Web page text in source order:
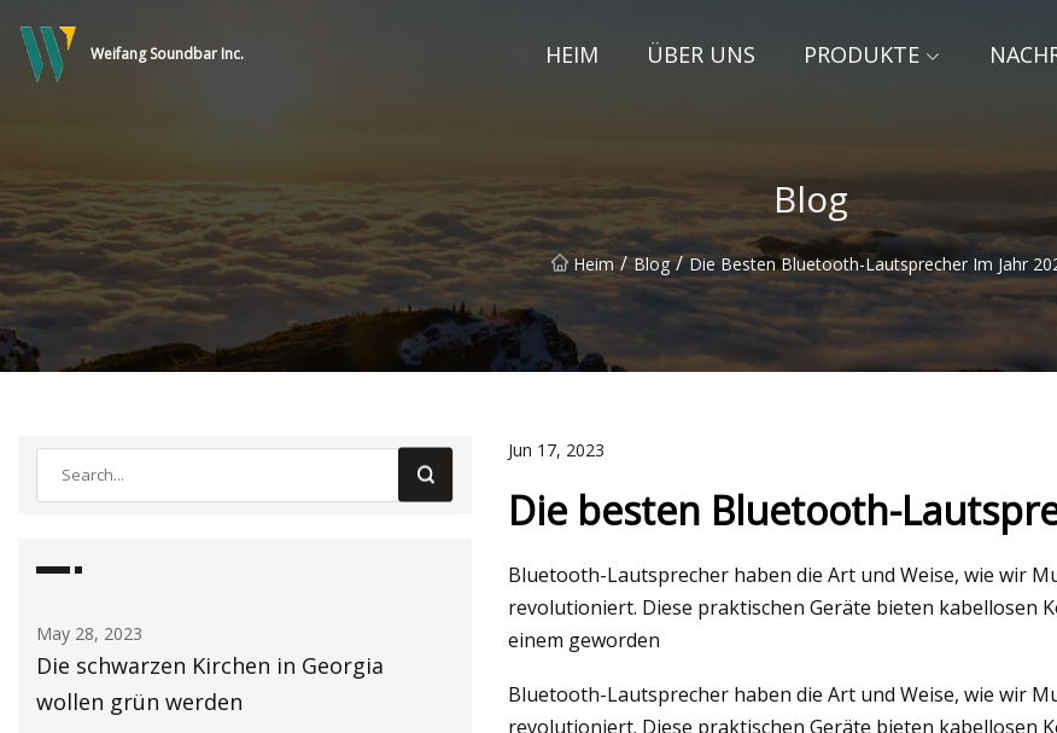
Weifang Soundbar Inc. HEIM ÜBER UNS PRODUKTE
Blog
Heim / Blog / Die Besten Bluetooth-Lautsprecher Im Jahr
May 29, 2023
Hilft es tatsächlich, Licht zu tragen?
May 25, 2023
Jun 17, 2023
Die besten Bluetooth-
Bluetooth-Lautsprecher haben die Art und Weise, wie wir
revolutioniert. Diese praktischen Geräte bieten kabellosen
einem geworden
Bluetooth-Lautsprecher haben die Art und Weise, wie wir
revolutioniert. Diese praktischen Geräte bieten kabellosen